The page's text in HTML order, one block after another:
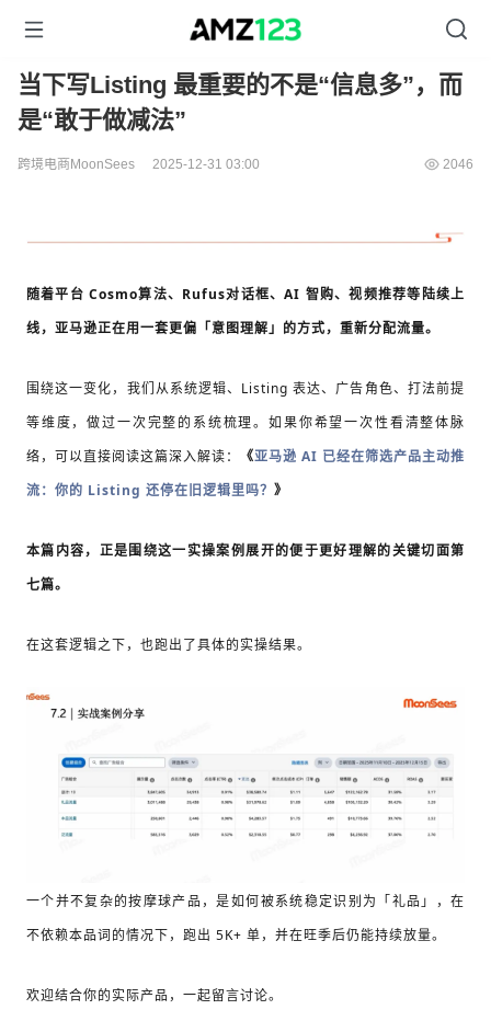
当下写Listing 最重要的不是“信息多”，而
是“敢于做减法”
跨境电商MoonSees 2025-12-31 03:00 2046
随着平台 Cosmo算法、Rufus对话框、AI 智购、视频推荐等陆续上
线， 亚马逊正在用一套更偏「意图理解」的方式，重新分配流量。
围绕这一变化，我们从系统逻辑、Listing 表达、广告角色、打法前提
等维度，做过一次完整的系统梳理。如果你希望一次性看清整体脉
络，可以直接阅读这篇深入解读：
《亚马逊 AI 已经在筛选产品主动推
流：你的 Listing 还停在旧逻辑里吗？ 》
本篇内容，正是围绕这一实操案例展开的便于更好理解的关键切面第
七篇。
在这套逻辑之下，也跑出了具体的实操结果。
一个并不复杂的按摩球产品，是如何被系统稳定识别为「礼品」， 在
不依赖本品词的情况下，跑出 5K+ 单，并在旺季后仍能持续放量。
欢迎结合你的实际产品，一起留言讨论。